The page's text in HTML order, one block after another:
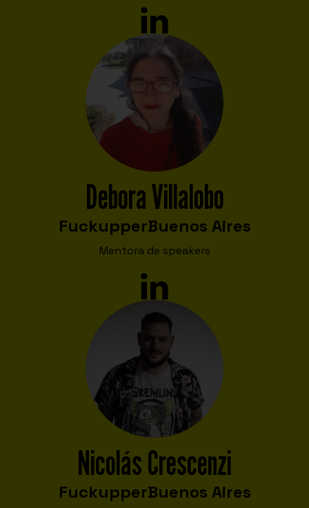
Debora Villalobo
FuckupperBuenos Aires
Mentora de speakers
Nicolás Crescenzi
FuckupperBuenos Aires